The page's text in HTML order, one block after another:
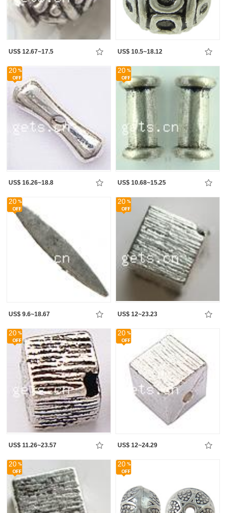
US$ 12.67~17.5 US$ 10.5~18.12
20
US$ 16.26~18.8
20
US$ 10.68~15.25
20
US$ 9.6~18.67
20
US$ 12~23.23
20
US$ 11.26~23.57
20
US$ 12~24.29
20 20